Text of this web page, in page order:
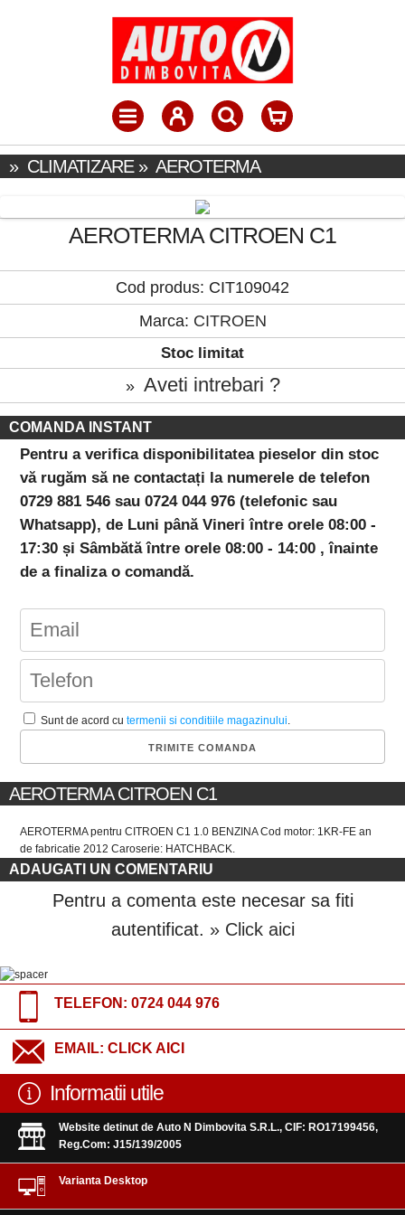
» CLIMATIZARE» AEROTERMA
AEROTERMA CITROEN C1
Cod produs: CIT109042
Marca: CITROEN
Stoc limitat
» Aveti intrebari ?
COMANDA INSTANT
Pentru a verifica disponibilitatea pieselor din stoc
vă rugăm să ne contactați la numerele de telefon
0729 881 546 sau 0724 044 976 (telefonic sau
Whatsapp), de Luni până Vineri între orele 08:00 -
17:30 și Sâmbătă între orele 08:00 - 14:00 , înainte
de a finaliza o comandă.
Sunt de acord cutermenii si conditiile magazinului.
AEROTERMA CITROEN C1
AEROTERMA pentru CITROEN C1 1.0 BENZINA Cod motor: 1KR-FE an
de fabricatie 2012 Caroserie: HATCHBACK.
ADAUGATI UN COMENTARIU
Pentru a comenta este necesar sa fiti
autentificat. » Click aici
TELEFON: 0724 044 976
EMAIL: CLICK AICI
Informatii utile
Website detinut de Auto N Dimbovita S.R.L., CIF: RO17199456,
Reg.Com: J15/139/2005
Varianta Desktop